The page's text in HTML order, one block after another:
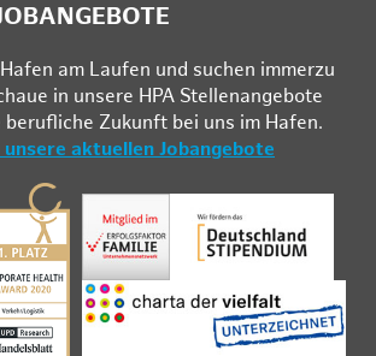
am Lau­fen und su­chen im­mer­zu
in un­se­re HPA Stel­len­an­ge­bo­te
be­ruf­li­che Zu­kunft bei uns im Ha­fen.
aktuellen Jobangebote